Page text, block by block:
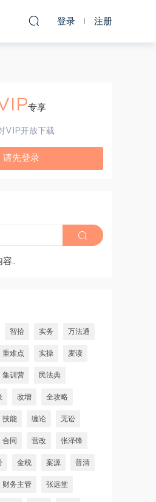
登录 注册
专享
VIP开放下载
请先登录
..
智拾 实务 万法通
重难点 实操 麦读
集训营 民法典
改增 全攻略
技能 缠论 无讼
合同 营改 张泽锋
金税 案源 普清
财务主管 张远堂